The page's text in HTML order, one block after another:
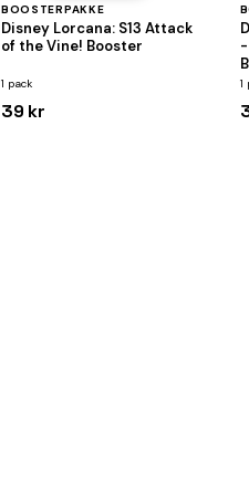
BOOSTERPAKKE
Disney Lorcana: S13 Attack
of the Vine! Booster
1 pack
39 kr
1